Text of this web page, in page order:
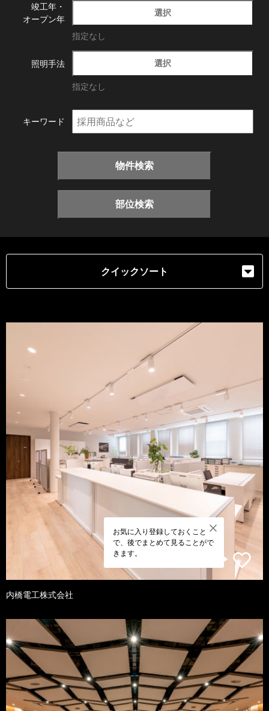
竣工年・
オープン年
選択
指定なし
照明手法 選択
指定なし
キーワード
物件検索
部位検索
クイックソート
お気に入り登録しておくこと
で、後でまとめて見ることがで
きます。
内橋電工株式会社